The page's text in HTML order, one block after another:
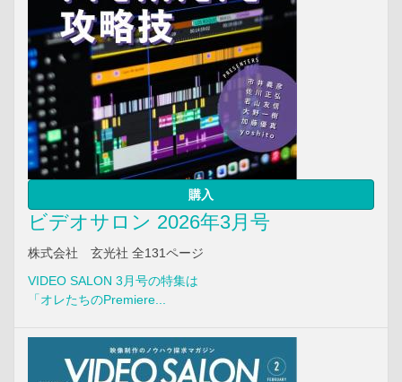
購入
ビデオサロン 2026年3月号
株式会社 玄光社 全131ページ
VIDEO SALON 3月号の特集は
「オレたちのPremiere...